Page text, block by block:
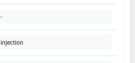
-
injection